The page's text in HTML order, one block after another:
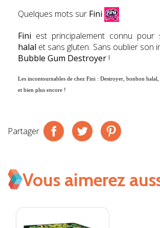
Quelques mots sur Fini
Fini est principalement connu pour
halal et sans gluten. Sans oublier son
Bubble Gum Destroyer !
Les incontournables de chez Fini : Destroyer, bonbon halal,
et bien plus encore !
Partager
Vous aimerez